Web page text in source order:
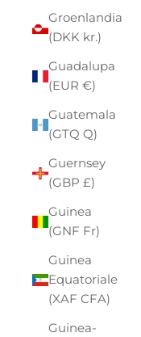
Groenlandia
(DKK kr.)
Guadalupa
(EUR €)
Guatemala
(GTQ Q)
Guernsey
(GBP £)
Guinea
(GNF Fr)
Guinea
Equatoriale
(XAF CFA)
Guinea-